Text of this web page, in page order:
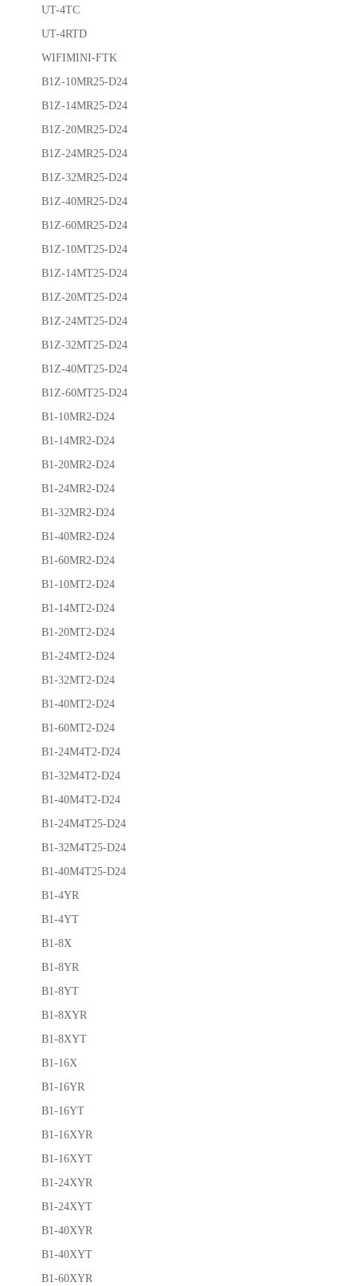
UT-4TC
UT-4RTD
WIFIMINI-FTK
B1Z-10MR25-D24
B1Z-14MR25-D24
B1Z-20MR25-D24
B1Z-24MR25-D24
B1Z-32MR25-D24
B1Z-40MR25-D24
B1Z-60MR25-D24
B1Z-10MT25-D24
B1Z-14MT25-D24
B1Z-20MT25-D24
B1Z-24MT25-D24
B1Z-32MT25-D24
B1Z-40MT25-D24
B1Z-60MT25-D24
B1-10MR2-D24
B1-14MR2-D24
B1-20MR2-D24
B1-24MR2-D24
B1-32MR2-D24
B1-40MR2-D24
B1-60MR2-D24
B1-10MT2-D24
B1-14MT2-D24
B1-20MT2-D24
B1-24MT2-D24
B1-32MT2-D24
B1-40MT2-D24
B1-60MT2-D24
B1-24M4T2-D24
B1-32M4T2-D24
B1-40M4T2-D24
B1-24M4T25-D24
B1-32M4T25-D24
B1-40M4T25-D24
B1-4YR
B1-4YT
B1-8X
B1-8YR
B1-8YT
B1-8XYR
B1-8XYT
B1-16X
B1-16YR
B1-16YT
B1-16XYR
B1-16XYT
B1-24XYR
B1-24XYT
B1-40XYR
B1-40XYT
B1-60XYR